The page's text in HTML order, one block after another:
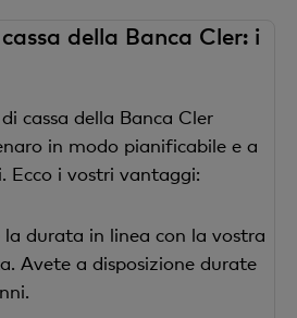
della Banca Cler: i
cassa della Banca Cler
in modo pianificabile e a
Ecco i vostri vantaggi:
la durata in linea con la vostra
Avete a disposizione durate